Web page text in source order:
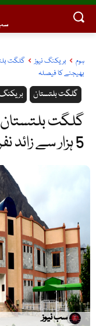
ہوم بریکنگ نیوز
بھیجنے کا فیصلہ
بریکنگ گلگت بلتستان
گلگت بلتستان
5 ہزار سے زائد نفری بھیجنے کا فیصلہ
سب نیوز